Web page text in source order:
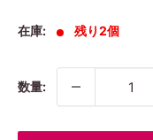
価
在庫: 残り2個
数量: